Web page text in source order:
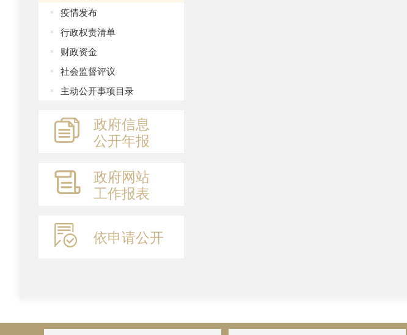
疫情发布
行政权责清单
财政资金
社会监督评议
主动公开事项目录
政府信息
公开年报
政府网站
工作报表
依申请公开